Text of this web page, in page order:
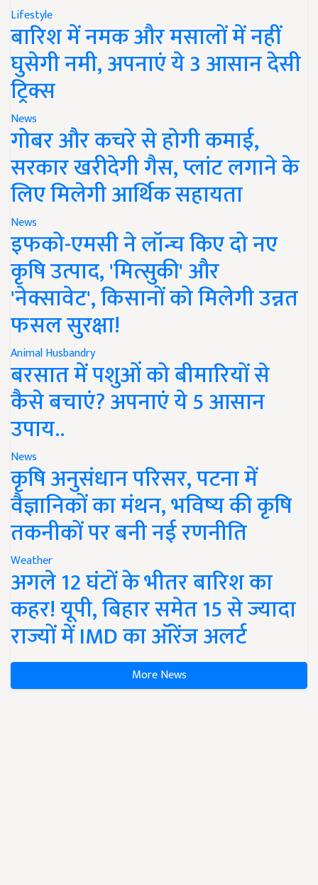
Lifestyle
बारिश में नमक और मसालों में नहीं
घुसेगी नमी, अपनाएं ये 3 आसान देसी
ट्रिक्स
News
गोबर और कचरे से होगी कमाई,
सरकार खरीदेगी गैस, प्लांट लगाने के
लिए मिलेगी आर्थिक सहायता
News
इफको-एमसी ने लॉन्च किए दो नए
कृषि उत्पाद, 'मित्सुकी' और
'नेक्सावेट', किसानों को मिलेगी उन्नत
फसल सुरक्षा!
Animal Husbandry
बरसात में पशुओं को बीमारियों से
कैसे बचाएं? अपनाएं ये 5 आसान
उपाय..
News
कृषि अनुसंधान परिसर, पटना में
वैज्ञानिकों का मंथन, भविष्य की कृषि
तकनीकों पर बनी नई रणनीति
Weather
अगले 12 घंटों के भीतर बारिश का
कहर! यूपी, बिहार समेत 15 से ज्यादा
राज्यों में IMD का ऑरेंज अलर्ट
More News